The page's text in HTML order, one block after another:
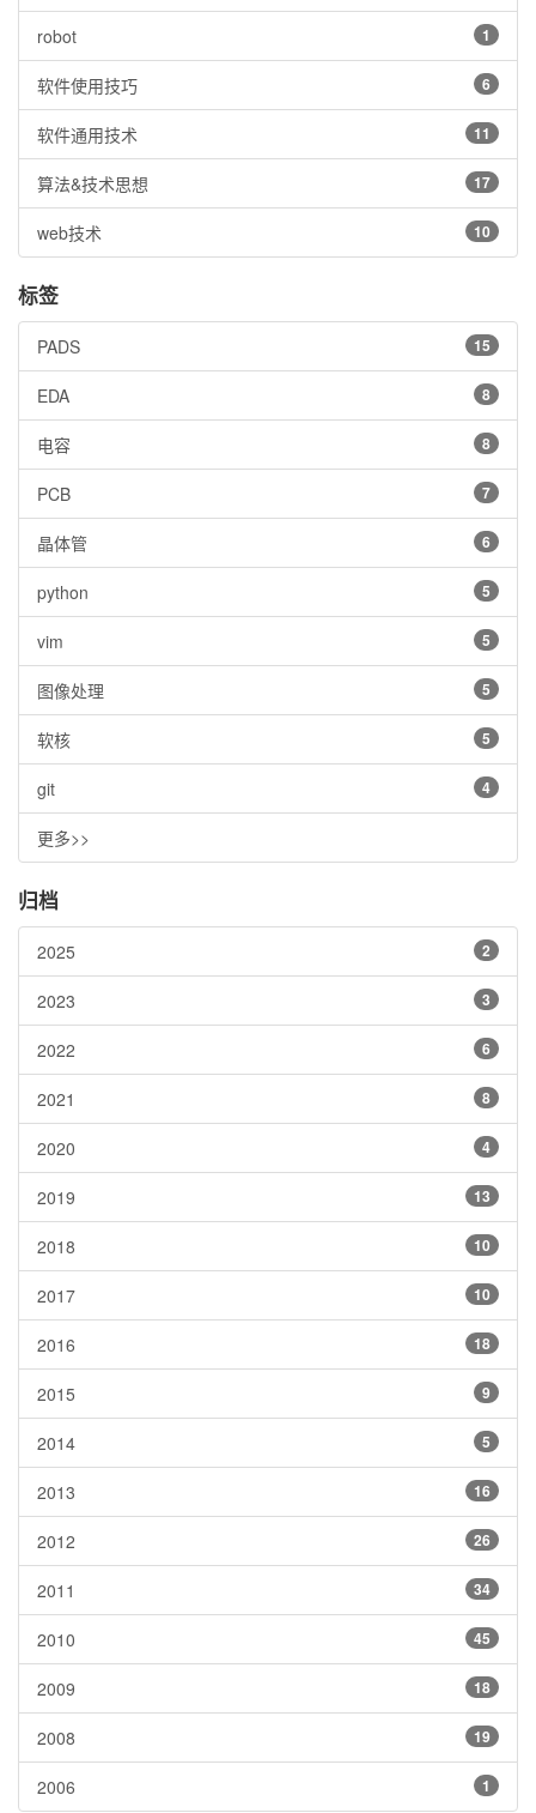
robot 1
软件使用技巧 6
软件通用技术 11
算法&技术思想 17
web技术 10
标签
PADS 15
EDA 8
电容 8
PCB 7
晶体管 6
python 5
vim 5
图像处理 5
软核 5
git 4
更多>>
归档
2025 2
2023 3
2022 6
2021 8
2020 4
2019 13
2018 10
2017 10
2016 18
2015 9
2014 5
2013 16
2012 26
2011 34
2010 45
2009 18
2008 19
2006 1